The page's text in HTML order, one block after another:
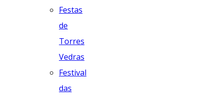
Festas
de
Torres
Vedras
Festival
das